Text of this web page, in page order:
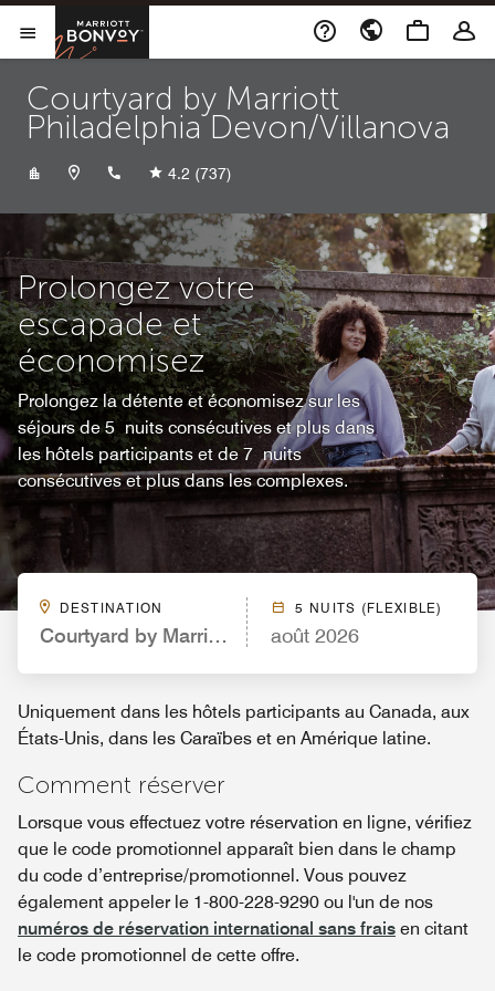
Skip to Content
Ouvrir le menu
Marriott Bonvoy
Courtyard by Marriott
Philadelphia Devon/Villanova
+16106876633
4.2 (737)
Prolongez votre
escapade et
économisez
Prolongez la détente et économisez sur les
séjours de 5 nuits consécutives et plus dans
les hôtels participants et de 7 nuits
consécutives et plus dans les complexes.
DESTINATION
Courtyard by Marriott Philadelphia Devon/
5 NUITS (FLEXIBLE)
août 2026
Uniquement dans les hôtels participants au Canada, aux
États-Unis, dans les Caraïbes et en Amérique latine.
Comment réserver
Lorsque vous effectuez votre réservation en ligne, vérifiez
que le code promotionnel apparaît bien dans le champ
du code d’entreprise/promotionnel. Vous pouvez
également appeler le 1-800-228-9290 ou l'un de nos
numéros de réservation international sans frais en citant
le code promotionnel de cette offre.